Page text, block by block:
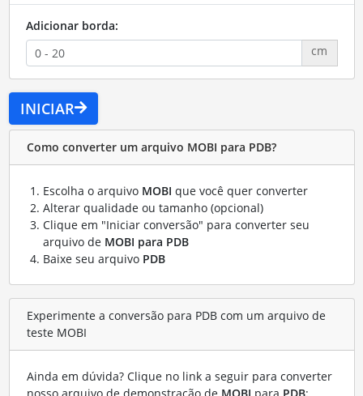
Adicionar borda:
cm
INICIAR
Como converter um arquivo MOBI para PDB?
Escolha o arquivo MOBI que você quer converter
Alterar qualidade ou tamanho (opcional)
Clique em "Iniciar conversão" para converter seu
arquivo de MOBI para PDB
Baixe seu arquivo PDB
Experimente a conversão para PDB com um arquivo de
teste MOBI
Ainda em dúvida? Clique no link a seguir para converter